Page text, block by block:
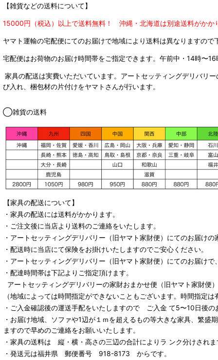
【雑貨などの送料について】
15000円（税込）以上で送料無料！ 沖縄・北海道は別途送料がかか
ヤマト運輸の宅配便にてのお届けで地域により送料は異なりますので
宅配便はお荷物のお届け時間帯をご指定できます。 午前中・14時〜
家具の配送は実費いただいています。アートセッティングデリバリ
び入れ、梱包材の片付けをヤマトさんが行います。
◯雑貨の送料
【家具の配送について】
・家具の配送には送料がかかります。
・ご注文後に当店より送料のご連絡をいたします。
・ アートセッティングデリバリー （旧ヤマト家財便） にてのお届けの
・配送時に当店にて保険をお掛けいたしますのでご安心ください。
・ アートセッティングデリバリー （旧ヤマト家財便） にてのお届けで
・配達時間帯は下記よりご指定頂けます。
アートセッティングデリバリーの家財おまかせ便 （旧ヤマト家財便
（地域によっては時間指定ができないこともございます。時間指定
・ご入金確認後の運送手配をいたしますので ご入金 て5〜10日後の
・お届け地域、ソファや1辺が１ｍを超えるもの等大きな家具、繁
ますので早めのご連絡をお願いいたします。
・家具の送料は 縦・横・高さの三辺の合計によりラ ンク分けされま
・発送元は福井県 郵便番号 918-8173 からです。